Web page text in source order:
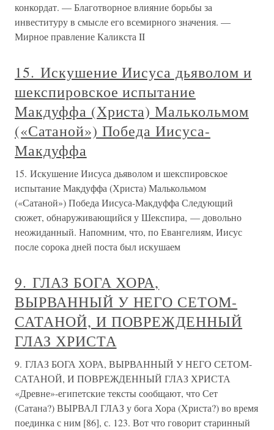
конкордат. — Благотворное влияние борьбы за
инвеституру в смысле его всемирного значения. —
Мирное правление Каликста II
15. Искушение Иисуса дьяволом и
шекспировское испытание
Макдуффа (Христа) Малькольмом
(«Сатаной») Победа Иисуса-
Макдуффа
15. Искушение Иисуса дьяволом и шекспировское
испытание Макдуффа (Христа) Малькольмом
(«Сатаной») Победа Иисуса-Макдуффа Следующий
сюжет, обнаруживающийся у Шекспира, — довольно
неожиданный. Напомним, что, по Евангелиям, Иисус
после сорока дней поста был искушаем
9. ГЛАЗ БОГА ХОРА,
ВЫРВАННЫЙ У НЕГО СЕТОМ-
САТАНОЙ, И ПОВРЕЖДЕННЫЙ
ГЛАЗ ХРИСТА
9. ГЛАЗ БОГА ХОРА, ВЫРВАННЫЙ У НЕГО СЕТОМ-
САТАНОЙ, И ПОВРЕЖДЕННЫЙ ГЛАЗ ХРИСТА
«Древне»-египетские тексты сообщают, что Сет
(Сатана?) ВЫРВАЛ ГЛАЗ у бога Хора (Христа?) во время
поединка с ним [86], с. 123. Вот что говорит старинный